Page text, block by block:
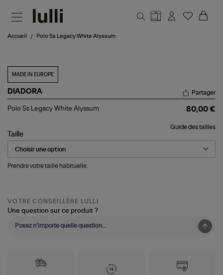
Accueil Polo Ss Legacy White Alyssum
MADE IN EUROPE
DIADORA
Polo
White
Alyssum
Partager
Polo Ss Legacy White Alyssum 80,00 €
Guide des tailles
Taille
Prendre votre taille habituelle.
VOTRE CONSEILLÈRE LULLI
Une question sur ce produit ?